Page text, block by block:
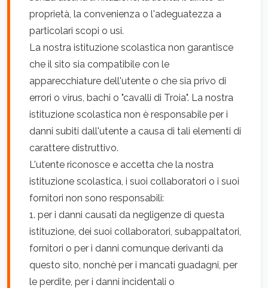
proprietà, la convenienza o l'adeguatezza a
particolari scopi o usi.
La nostra istituzione scolastica non garantisce
che il sito sia compatibile con le
apparecchiature dell'utente o che sia privo di
errori o virus, bachi o "cavalli di Troia". La nostra
istituzione scolastica non è responsabile per i
danni subiti dall'utente a causa di tali elementi di
carattere distruttivo.
L'utente riconosce e accetta che la nostra
istituzione scolastica, i suoi collaboratori o i suoi
fornitori non sono responsabili:
1. per i danni causati da negligenze di questa
istituzione, dei suoi collaboratori, subappaltatori,
fornitori o per i danni comunque derivanti da
questo sito, nonchè per i mancati guadagni, per
le perdite, per i danni incidentali o